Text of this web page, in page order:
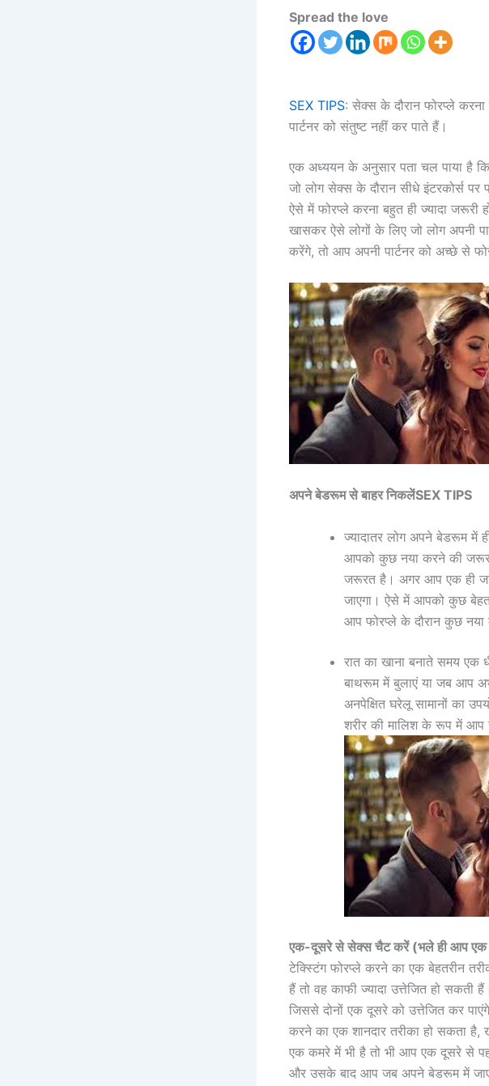
Spread the love
SEX TIPS: सेक्स के दौरान फोरप्ले
पार्टनर को संतुष्ट नहीं कर पाते हैं।
एक अध्ययन के अनुसार पता चल पाया है कि
जो लोग सेक्स के दौरान सीधे इंटरकोर्स पर
ऐसे में फोरप्ले करना बहुत ही ज्यादा जरूरी
खासकर ऐसे लोगों के लिए जो लोग अपनी
करेंगे, तो आप अपनी पार्टनर को अच्छे से
अपने बेडरूम से बाहर निकलेंSEX TIPS
ज्यादातर लोग अपने बेडरूम में
आपको कुछ नया करने की
जरूरत है। अगर आप एक ही
जाएगा। ऐसे में आपको कुछ
आप फोरप्ले के दौरान कुछ नया
रात का खाना बनाते समय एक
बाथरूम में बुलाएं या जब आप
अनपेक्षित घरेलू सामानों का
शरीर की मालिश के रूप में
एक-दूसरे से सेक्स चैट करें (भले ही आप एक
टेक्स्टिंग फोरप्ले करने का एक बेहतरीन
हैं तो वह काफी ज्यादा उत्तेजित हो सकती
जिससे दोनों एक दूसरे को उत्तेजित कर
करने का एक शानदार तरीका हो सकता
एक कमरे में भी है तो भी आप एक दूसरे से
और उसके बाद आप जब अपने बेडरूम में